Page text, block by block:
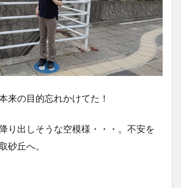
来の目的忘れかけてた！
り出しそうな空模様・・・。不安を
砂丘へ。